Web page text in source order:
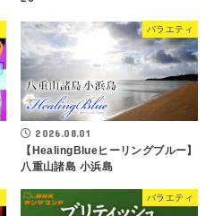
バラエティ
2026.08.01
【HealingBlueヒーリングブルー】
八重山諸島 小浜島
バラエティ